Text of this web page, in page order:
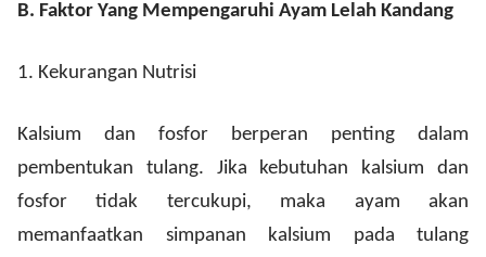
B. Faktor Yang Mempengaruhi Ayam Lelah Kandang
1. Kekurangan Nutrisi
Kalsium dan fosfor berperan penting dalam
pembentukan tulang. Jika kebutuhan kalsium dan
fosfor tidak tercukupi, maka ayam akan
memanfaatkan simpanan kalsium pada tulang